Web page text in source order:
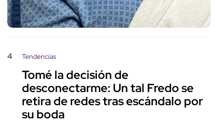
4 Tendencias
Tomé la decisión de
desconectarme: Un tal Fredo se
retira de redes tras escándalo por
su boda